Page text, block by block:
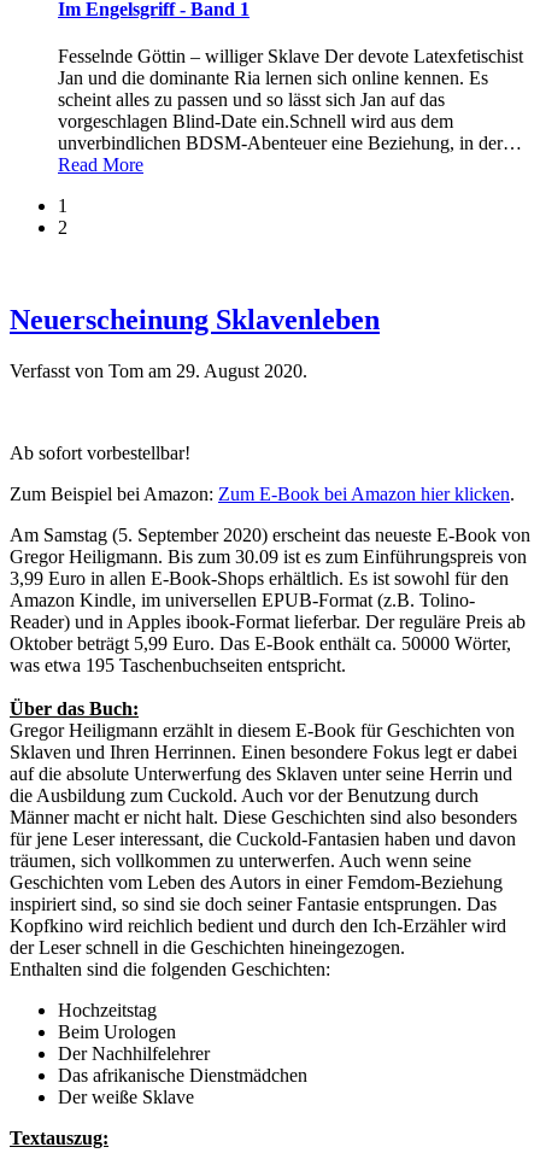
Im Engelsgriff - Band 1
Fesselnde Göttin – williger Sklave Der devote Latexfetischist
Jan und die dominante Ria lernen sich online kennen. Es
scheint alles zu passen und so lässt sich Jan auf das
vorgeschlagen Blind-Date ein.Schnell wird aus dem
unverbindlichen BDSM-Abenteuer eine Beziehung, in der…
Read More
1
2
Neuerscheinung Sklavenleben
Verfasst von Tom am 29. August 2020.
Ab sofort vorbestellbar!
Zum Beispiel bei Amazon: Zum E-Book bei Amazon hier klicken.
Am Samstag (5. September 2020) erscheint das neueste E-Book von
Gregor Heiligmann. Bis zum 30.09 ist es zum Einführungspreis von
3,99 Euro in allen E-Book-Shops erhältlich. Es ist sowohl für den
Amazon Kindle, im universellen EPUB-Format (z.B. Tolino-
Reader) und in Apples ibook-Format lieferbar. Der reguläre Preis ab
Oktober beträgt 5,99 Euro. Das E-Book enthält ca. 50000 Wörter,
was etwa 195 Taschenbuchseiten entspricht.
Über das Buch:
Gregor Heiligmann erzählt in diesem E-Book für Geschichten von
Sklaven und Ihren Herrinnen. Einen besondere Fokus legt er dabei
auf die absolute Unterwerfung des Sklaven unter seine Herrin und
die Ausbildung zum Cuckold. Auch vor der Benutzung durch
Männer macht er nicht halt. Diese Geschichten sind also besonders
für jene Leser interessant, die Cuckold-Fantasien haben und davon
träumen, sich vollkommen zu unterwerfen. Auch wenn seine
Geschichten vom Leben des Autors in einer Femdom-Beziehung
inspiriert sind, so sind sie doch seiner Fantasie entsprungen. Das
Kopfkino wird reichlich bedient und durch den Ich-Erzähler wird
der Leser schnell in die Geschichten hineingezogen.
Enthalten sind die folgenden Geschichten:
Hochzeitstag
Beim Urologen
Der Nachhilfelehrer
Das afrikanische Dienstmädchen
Der weiße Sklave
Textauszug: